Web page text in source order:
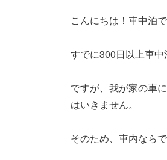
こんにちは！車中泊
すでに300日以上車中
ですが、我が家の車
はいきません。
そのため、車内なら